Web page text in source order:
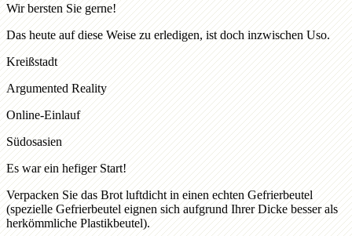
Wir bersten Sie gerne!
Das heute auf diese Weise zu erledigen, ist doch inzwischen Uso.
Kreißstadt
Argumented Reality
Online-Einlauf
Südosasien
Es war ein hefiger Start!
Verpacken Sie das Brot luftdicht in einen echten Gefrierbeutel
(spezielle Gefrierbeutel eignen sich aufgrund Ihrer Dicke besser als
herkömmliche Plastikbeutel).